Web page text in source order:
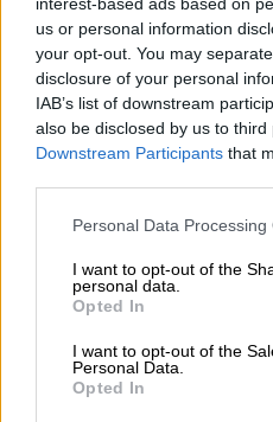
interest-based ads based on
us or personal information
your opt-out. You may
disclosure of your personal
IAB’s list of downstream
also be disclosed by us to third
Downstream Participants that
Please note that this website/
not limited to your visit or
grant or deny consent to
use your data for below
consent section.
Personal Data Processing
I want to opt-out of the
personal data.
Opted In
I want to opt-out of the
Personal Data.
Opted In
«Η οικονομία της
πλήρη κατάρρευση»,
αρχηγός της
Κεμάλ
Μιλώντας στην
Κόμματος κατηγόρησε
Ρετζέπ Ταγίπ
τους βαρόνους του
πολίτες. Λέτε στους
δολαρίου να φέρουν
τοκογλύφους, πού